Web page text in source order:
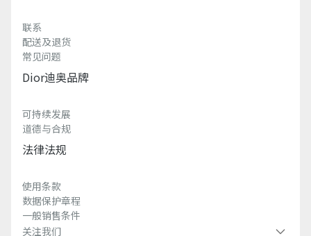
联系
配送及退货
常见问题
Dior迪奥品牌
可持续发展
道德与合规
法律法规
使用条款
数据保护章程
一般销售条件
关注我们